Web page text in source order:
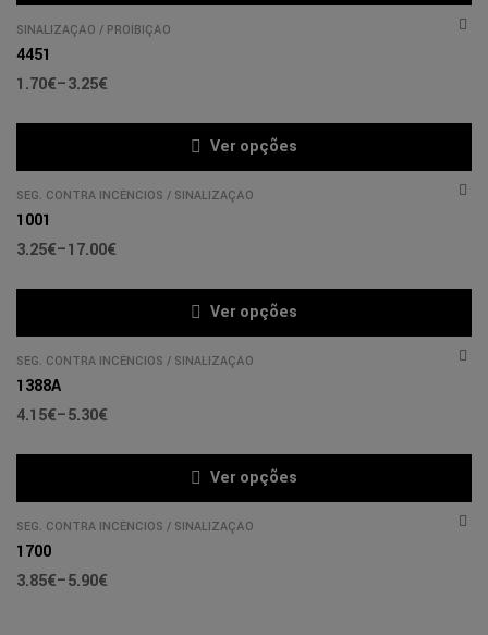
SINALIZAÇÃO / PROÍBIÇÃO
4451
1.70€–3.25€
Ver opções
SEG. CONTRA INCÊNCIOS / SINALIZAÇÃO
1001
3.25€–17.00€
Ver opções
SEG. CONTRA INCÊNCIOS / SINALIZAÇÃO
1388A
4.15€–5.30€
Ver opções
SEG. CONTRA INCÊNCIOS / SINALIZAÇÃO
1700
3.85€–5.90€